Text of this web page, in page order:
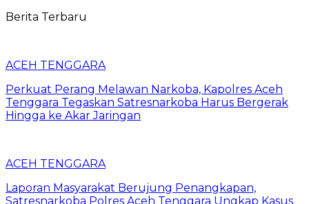
Berita Terbaru
ACEH TENGGARA
Perkuat Perang Melawan Narkoba, Kapolres Aceh
Tenggara Tegaskan Satresnarkoba Harus Bergerak
Hingga ke Akar Jaringan
ACEH TENGGARA
Laporan Masyarakat Berujung Penangkapan,
Satresnarkoba Polres Aceh Tenggara Ungkap Kasus